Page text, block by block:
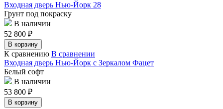
Входная дверь Нью-Йорк 28
Грунт под покраску
В наличии
52 800 ₽
В корзину
К сравнению В сравнении
Входная дверь Нью-Йорк с Зеркалом Фацет
Белый софт
В наличии
53 800 ₽
В корзину